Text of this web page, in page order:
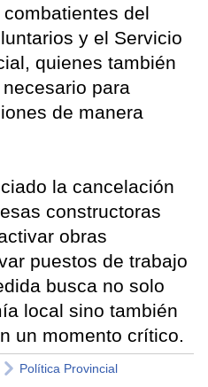
del
y el Servicio
quienes también
para
de manera
la cancelación
constructoras
obras
puestos de trabajo
busca no solo
local sino también
un momento crítico.
Política Provincial